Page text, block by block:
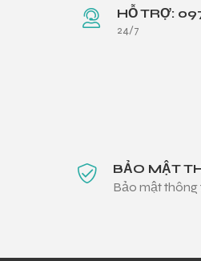
HỖ TRỢ:
24/7
BẢO MẬT
Bảo mật thông